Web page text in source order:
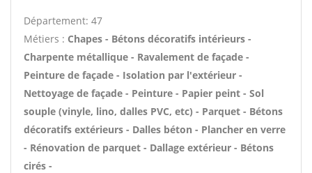
Département: 47
Métiers : Chapes - Bétons décoratifs intérieurs -
Charpente métallique - Ravalement de façade -
Peinture de façade - Isolation par l'extérieur -
Nettoyage de façade - Peinture - Papier peint - Sol
souple (vinyle, lino, dalles PVC, etc) - Parquet - Bétons
décoratifs extérieurs - Dalles béton - Plancher en verre
- Rénovation de parquet - Dallage extérieur - Bétons
cirés -